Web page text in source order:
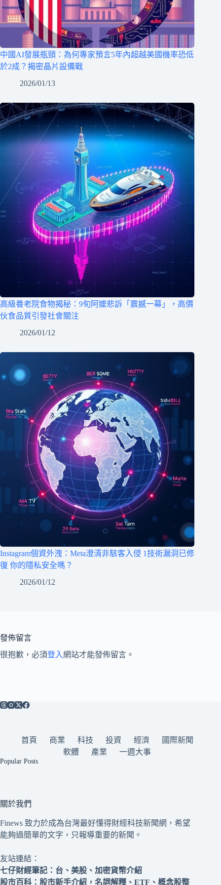
中國AI發展瓶頸：為何專家預言5年內超越美國機率恐低
於2成？揭密晶片設備戰
2026/01/13
高級養老院食物揭秘：9旬阿嬤悲訴「震撼一幕」，高價
伙食品質引發社會關注
2026/01/12
Instagram個資外洩：Meta澄清非駭客入侵 1技術漏洞已修
復 你的隱私安全嗎？
2026/01/12
發佈留言
很抱歉，必須登入網站才能發佈留言。
首頁 商業 科技 投資 經濟
國際新聞
軟體
產業 一週大事
Popular Posts
關於我們
Finews 致力於成為台灣最好懂得財經科技新聞網，希望
能夠過簡單的文字，只報導重要的新聞。
友站連結：
七仔財經筆記 ：台、美股、加密貨幣介紹
股市百科 ：股市新手介紹，名詞解釋、ETF、概念股整